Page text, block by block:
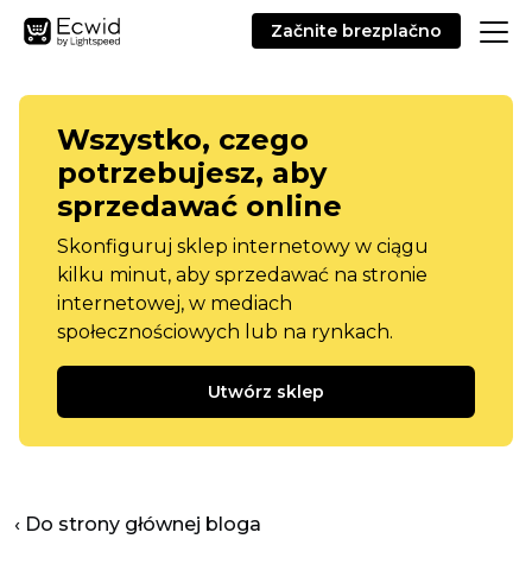
Začnite brezplačno
Wszystko, czego
potrzebujesz, aby
sprzedawać online
Skonfiguruj sklep internetowy w ciągu
kilku minut, aby sprzedawać na stronie
internetowej, w mediach
społecznościowych lub na rynkach.
Utwórz sklep
‹ Do strony głównej bloga